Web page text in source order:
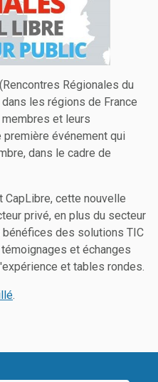
Régionales du
les régions de France
et leurs
événement qui
dans le cadre de
CapLibre, cette nouvelle
privé, en plus du secteur
des solutions TIC
et échanges
et tables rondes.
.